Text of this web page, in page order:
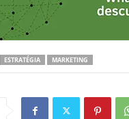
ESTRATÉGIA MARKETING